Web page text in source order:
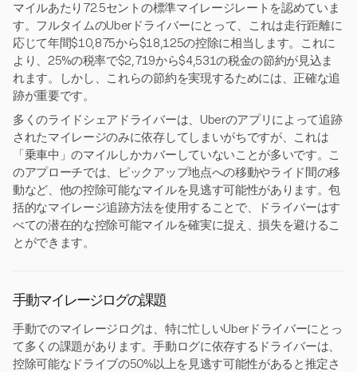
マイルあたり72.5セントの標準マイレージレートを認めていま
す。フルタイムのUberドライバーにとって、これは走行距離に
応じて年間$10,875から$18,125の控除に相当します。これに
より、25%の税率で$2,719から$4,531の税金の節約が見込ま
れます。しかし、これらの節約を実現するためには、正確な追
跡が重要です。
多くのライドシェアドライバーは、Uberのアプリによって追跡
されたマイレージのみに依存してしまいがちですが、これは
「乗車中」のマイルしかカバーしていないことが多いです。こ
のアプローチでは、ピックアップ地点への移動やライド間の移
動など、他の控除可能なマイルを見逃す可能性があります。包
括的なマイレージ追跡方法を使用することで、ドライバーはす
べての潜在的な控除可能マイルを確実に捉え、損失を避けるこ
とができます。
手動マイレージログの課題
手動でのマイレージログは、特に忙しいUberドライバーにとっ
て多くの課題があります。手動ログに依存するドライバーは、
控除可能なドライブの50%以上を見逃す可能性があると推定さ